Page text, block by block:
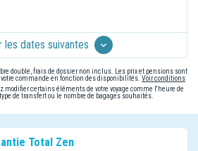
les dates suivantes
double, frais de dossier non inclus. Les prix et pensions sont
commande en fonction des disponibilités. Voir conditions
modifier certains éléments de votre voyage comme l'heure de
de transfert ou le nombre de bagages souhaités.
Total Zen